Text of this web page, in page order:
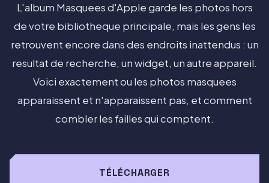
L'album Masquees d'Apple garde les photos hors
de votre bibliotheque principale, mais les gens les
retrouvent encore dans des endroits inattendus : un
resultat de recherche, un widget, un autre appareil.
Voici exactement ou les photos masquees
apparaissent et n'apparaissent pas, et comment
combler les failles qui comptent.
TÉLÉCHARGER